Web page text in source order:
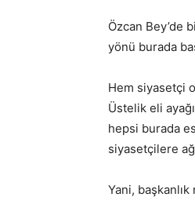
Özcan Bey’de
yönü burada
Hem siyasetçi
Üstelik eli
hepsi burada
siyasetçilere
Yani,